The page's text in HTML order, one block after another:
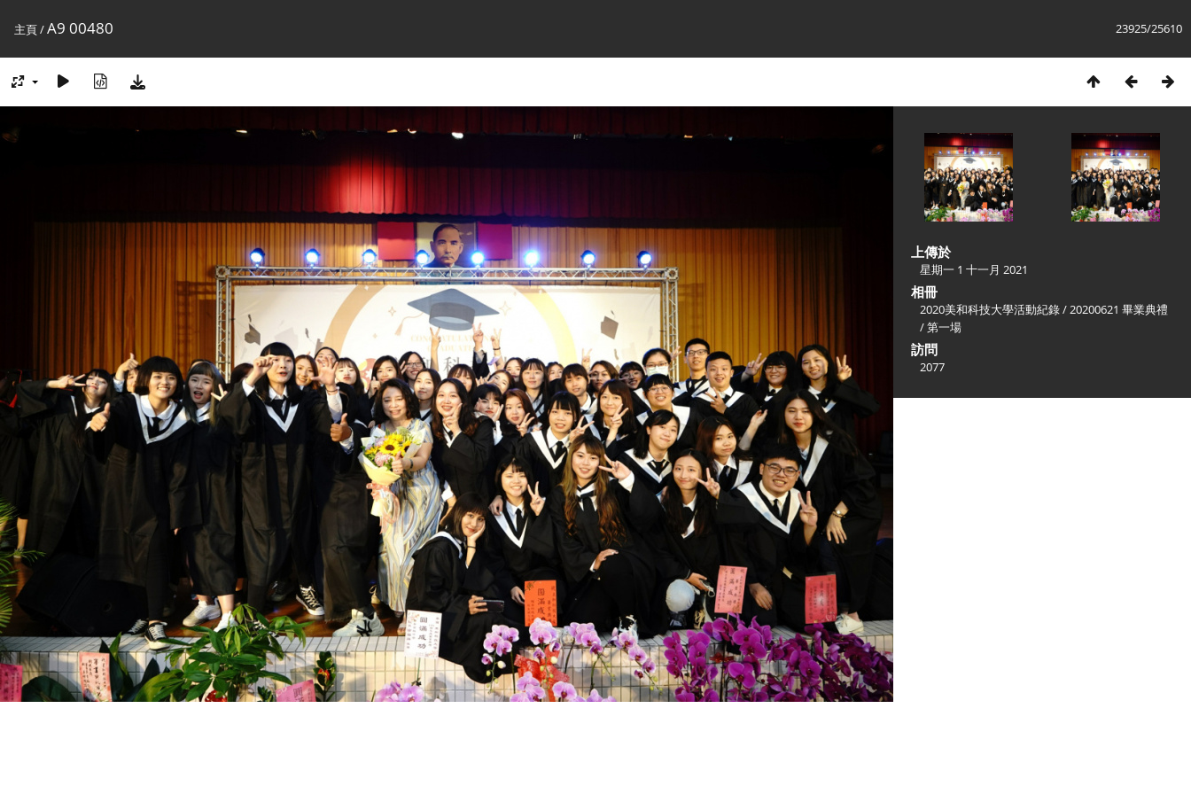
23925/25610
主頁/A9 00480
上傳於
星期一 1 十一月 2021
相冊
2020美和科技大學活動紀錄/20200621 畢業典禮
/第一場
訪問
2077